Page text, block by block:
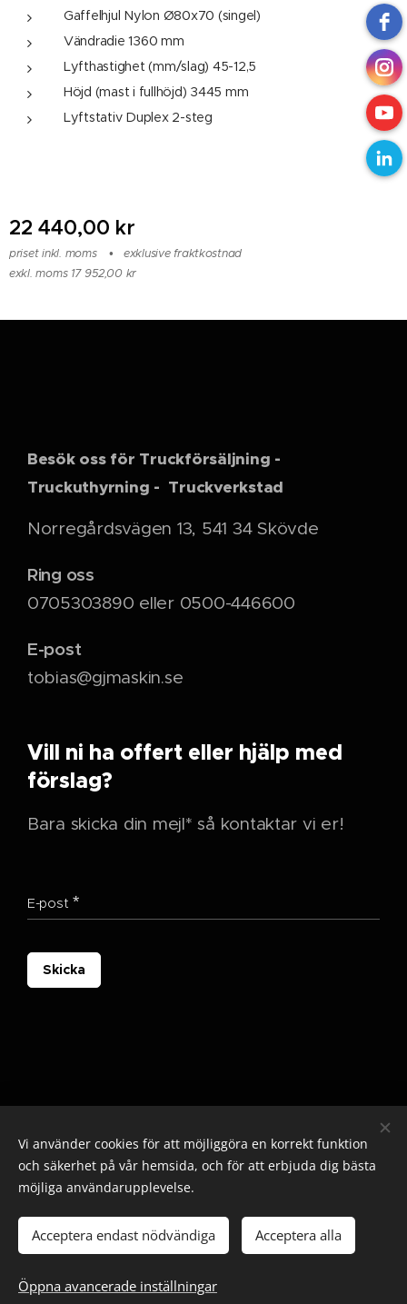
Gaffelhjul Nylon Ø80x70 (singel)
Vändradie 1360 mm
Lyfthastighet (mm/slag) 45-12,5
Höjd (mast i fullhöjd) 3445 mm
Lyftstativ Duplex 2-steg
22 440,00 kr
priset inkl. moms
exklusive fraktkostnad
exkl. moms 17 952,00 kr
Lägg i kundvagnen
Besök oss för Truckförsäljning -
Truckuthyrning - Truckverkstad
Norregårdsvägen 13, 541 34 Skövde
Ring oss
0705303890 eller 0500-446600
E-post
tobias@gjmaskin.se
Vill ni ha offert eller hjälp med
förslag?
Bara skicka din mejl* så kontaktar vi er!
E-post
Skicka
© 2025 Alla rättigheter reserverade
Cookies
Vi använder cookies för att möjliggöra en korrekt funktion
och säkerhet på vår hemsida, och för att erbjuda dig bästa
möjliga användarupplevelse.
Acceptera endast nödvändiga Acceptera alla
Öppna avancerade inställningar